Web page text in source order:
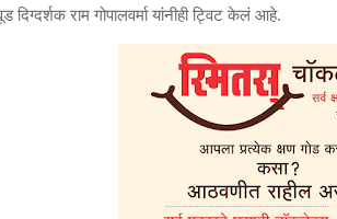
दिग्दर्शक राम गोपालवर्मा यांनीही ट्विट केलं आहे.